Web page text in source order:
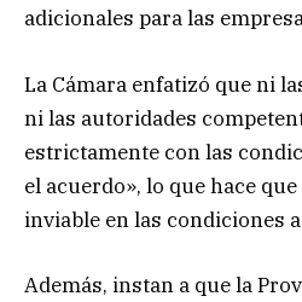
adicionales para las
La Cámara enfatizó que ni
ni las autoridades
estrictamente con las
el acuerdo», lo que hace
inviable en las condiciones
Además, instan a que la